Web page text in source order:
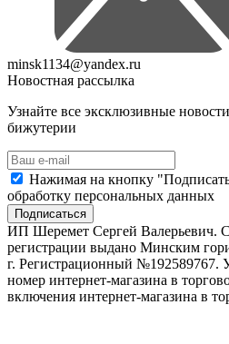
minsk1134@yandex.ru
Новостная рассылка
Узнайте все эксклюзивные
бижутерии
Нажимая на кнопку
обработку персональных данных
Подписаться
ИП Шеремет Сергей Валерьевич.
регистрации выдано Минским
г. Регистрационный №192589767.
номер интернет-магазина в
включения интернет-магазина в